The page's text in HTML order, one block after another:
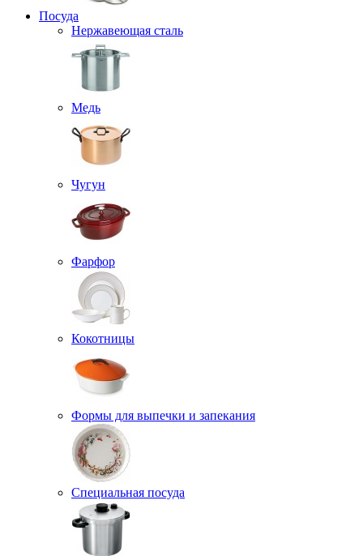
Посуда
Нержавеющая сталь
Медь
Чугун
Фарфор
Кокотницы
Формы для выпечки и запекания
Специальная посуда